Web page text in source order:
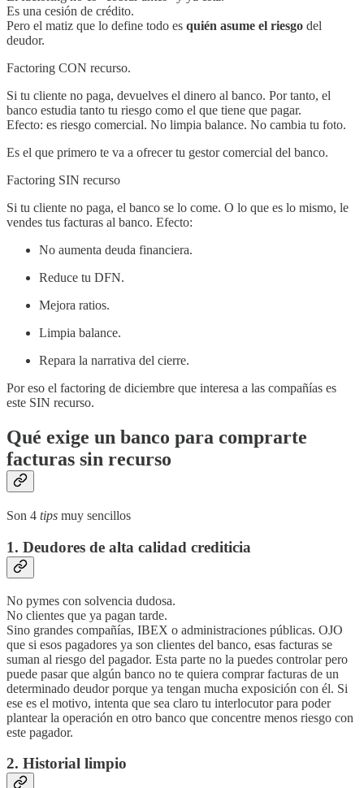
Es una cesión de crédito.
Pero el matiz que lo define todo es quién asume el riesgo del
deudor.
Factoring CON recurso.
Si tu cliente no paga, devuelves el dinero al banco. Por tanto, el
banco estudia tanto tu riesgo como el que tiene que pagar.
Efecto: es riesgo comercial. No limpia balance. No cambia tu foto.
Es el que primero te va a ofrecer tu gestor comercial del banco.
Factoring SIN recurso
Si tu cliente no paga, el banco se lo come. O lo que es lo mismo, le
vendes tus facturas al banco. Efecto:
No aumenta deuda financiera.
Reduce tu DFN.
Mejora ratios.
Limpia balance.
Repara la narrativa del cierre.
Por eso el factoring de diciembre que interesa a las compañías es
este SIN recurso.
Qué exige un banco para comprarte
facturas sin recurso
Son 4 tips muy sencillos
1. Deudores de alta calidad crediticia
No pymes con solvencia dudosa.
No clientes que ya pagan tarde.
Sino grandes compañías, IBEX o administraciones públicas. OJO
que si esos pagadores ya son clientes del banco, esas facturas se
suman al riesgo del pagador. Esta parte no la puedes controlar pero
puede pasar que algún banco no te quiera comprar facturas de un
determinado deudor porque ya tengan mucha exposición con él. Si
ese es el motivo, intenta que sea claro tu interlocutor para poder
plantear la operación en otro banco que concentre menos riesgo con
este pagador.
2. Historial limpio